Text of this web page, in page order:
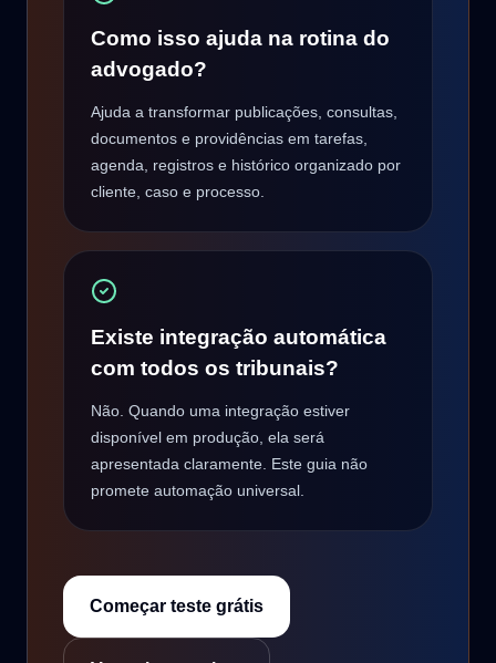
Como isso ajuda na rotina do
advogado?
Ajuda a transformar publicações, consultas,
documentos e providências em tarefas,
agenda, registros e histórico organizado por
cliente, caso e processo.
Existe integração automática
com todos os tribunais?
Não. Quando uma integração estiver
disponível em produção, ela será
apresentada claramente. Este guia não
promete automação universal.
Começar teste grátis